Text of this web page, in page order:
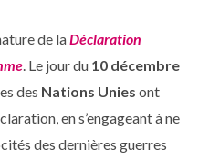
de laDéclaration
. Le jour du 10 décembre
des Nations Unies ont
en s’engageant à ne
des dernières guerres